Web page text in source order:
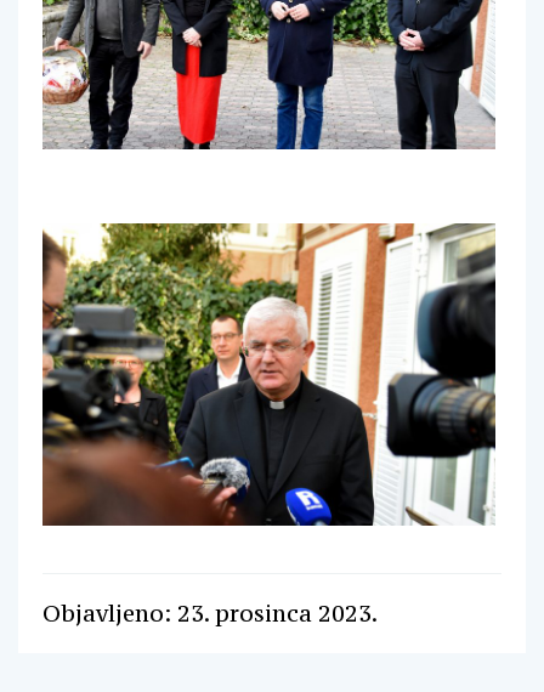
Objavljeno: 23. prosinca 2023.